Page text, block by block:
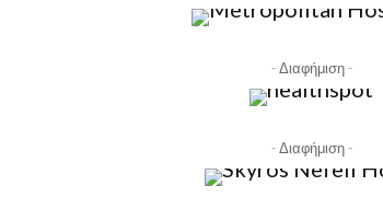
- Διαφήμιση -
- Διαφήμιση -